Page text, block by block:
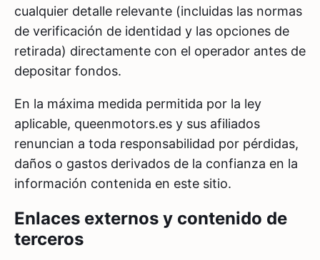
cualquier detalle relevante (incluidas las normas
de verificación de identidad y las opciones de
retirada) directamente con el operador antes de
depositar fondos.
En la máxima medida permitida por la ley
aplicable, queenmotors.es y sus afiliados
renuncian a toda responsabilidad por pérdidas,
daños o gastos derivados de la confianza en la
información contenida en este sitio.
Enlaces externos y contenido de
terceros